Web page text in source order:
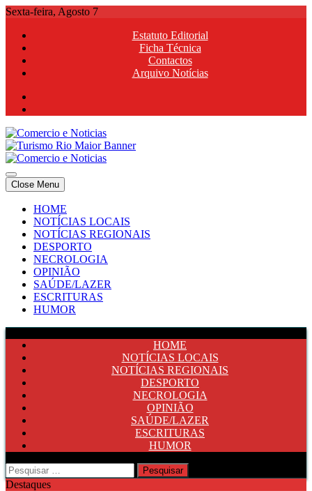
Skip
content
Sexta-feira, Agosto 7
Estatuto Editorial
Ficha Técnica
Contactos
Arquivo Notícias
Comercio e Noticias
Notícias e Publicidade Online
Comercio e Noticias
Notícias e Publicidade Online
Close Menu
HOME
NOTÍCIAS LOCAIS
NOTÍCIAS REGIONAIS
DESPORTO
NECROLOGIA
OPINIÃO
SAÚDE/LAZER
ESCRITURAS
HUMOR
HOME
NOTÍCIAS LOCAIS
NOTÍCIAS REGIONAIS
DESPORTO
NECROLOGIA
OPINIÃO
SAÚDE/LAZER
ESCRITURAS
HUMOR
Pesquisar
por:
Destaques